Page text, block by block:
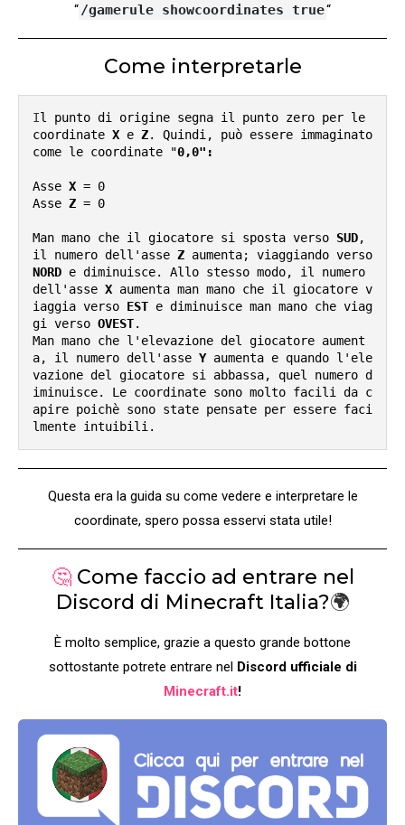
“/gamerule showcoordinates true“
Come interpretarle
Il punto di origine segna il punto zero per le
coordinate X e Z. Quindi, può essere immaginato
come le coordinate "0,0":
Asse X = 0
Asse Z = 0
Man mano che il giocatore si sposta verso SUD,
il numero dell'asse Z
NORD e diminuisce. Allo stesso modo, il numero
dell'asse X aumenta man mano che il giocatore v
iaggia verso EST e diminuisce man mano che viag
gi verso OVEST.
Man mano che l'elevazione del giocatore aument
a, il numero dell'asse Y aumenta e quando l'ele
vazione del giocatore si abbassa, quel numero d
iminuisce. Le coordinate sono molto facili da c
apire poichè sono state pensate per essere faci
lmente intuibili.
Questa era la guida su come vedere e interpretare le
coordinate, spero possa esservi stata utile!
🤔 Come faccio ad entrare nel
Discord di Minecraft Italia?🌍
È molto semplice, grazie a questo grande bottone
sottostante potrete entrare nel
Discord ufficiale di
Minecraft.it!